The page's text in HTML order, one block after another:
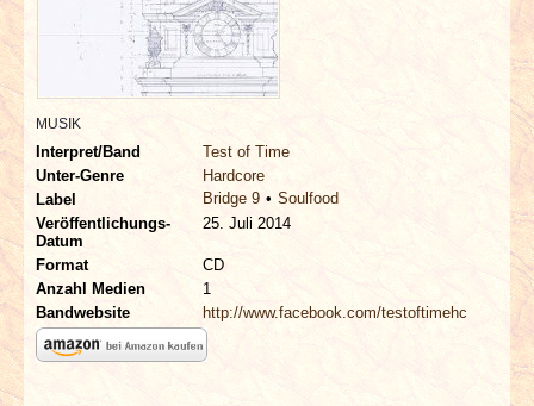
INTERVIEWS
SPECIALS
REDAKTION
LINKS
ARCHIV
MUSIK
Interpret/Band
Test of Time
Unter-Genre
Hardcore
Label
Bridge 9
Soulfood
Veröffentlichungs-
Datum
25. Juli 2014
Format
CD
Anzahl Medien
1
Bandwebsite
http://www.facebook.com/testoftimehc